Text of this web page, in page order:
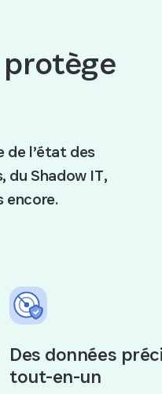
de l’état des
du Shadow IT,
encore.
Des données
tout-en-un